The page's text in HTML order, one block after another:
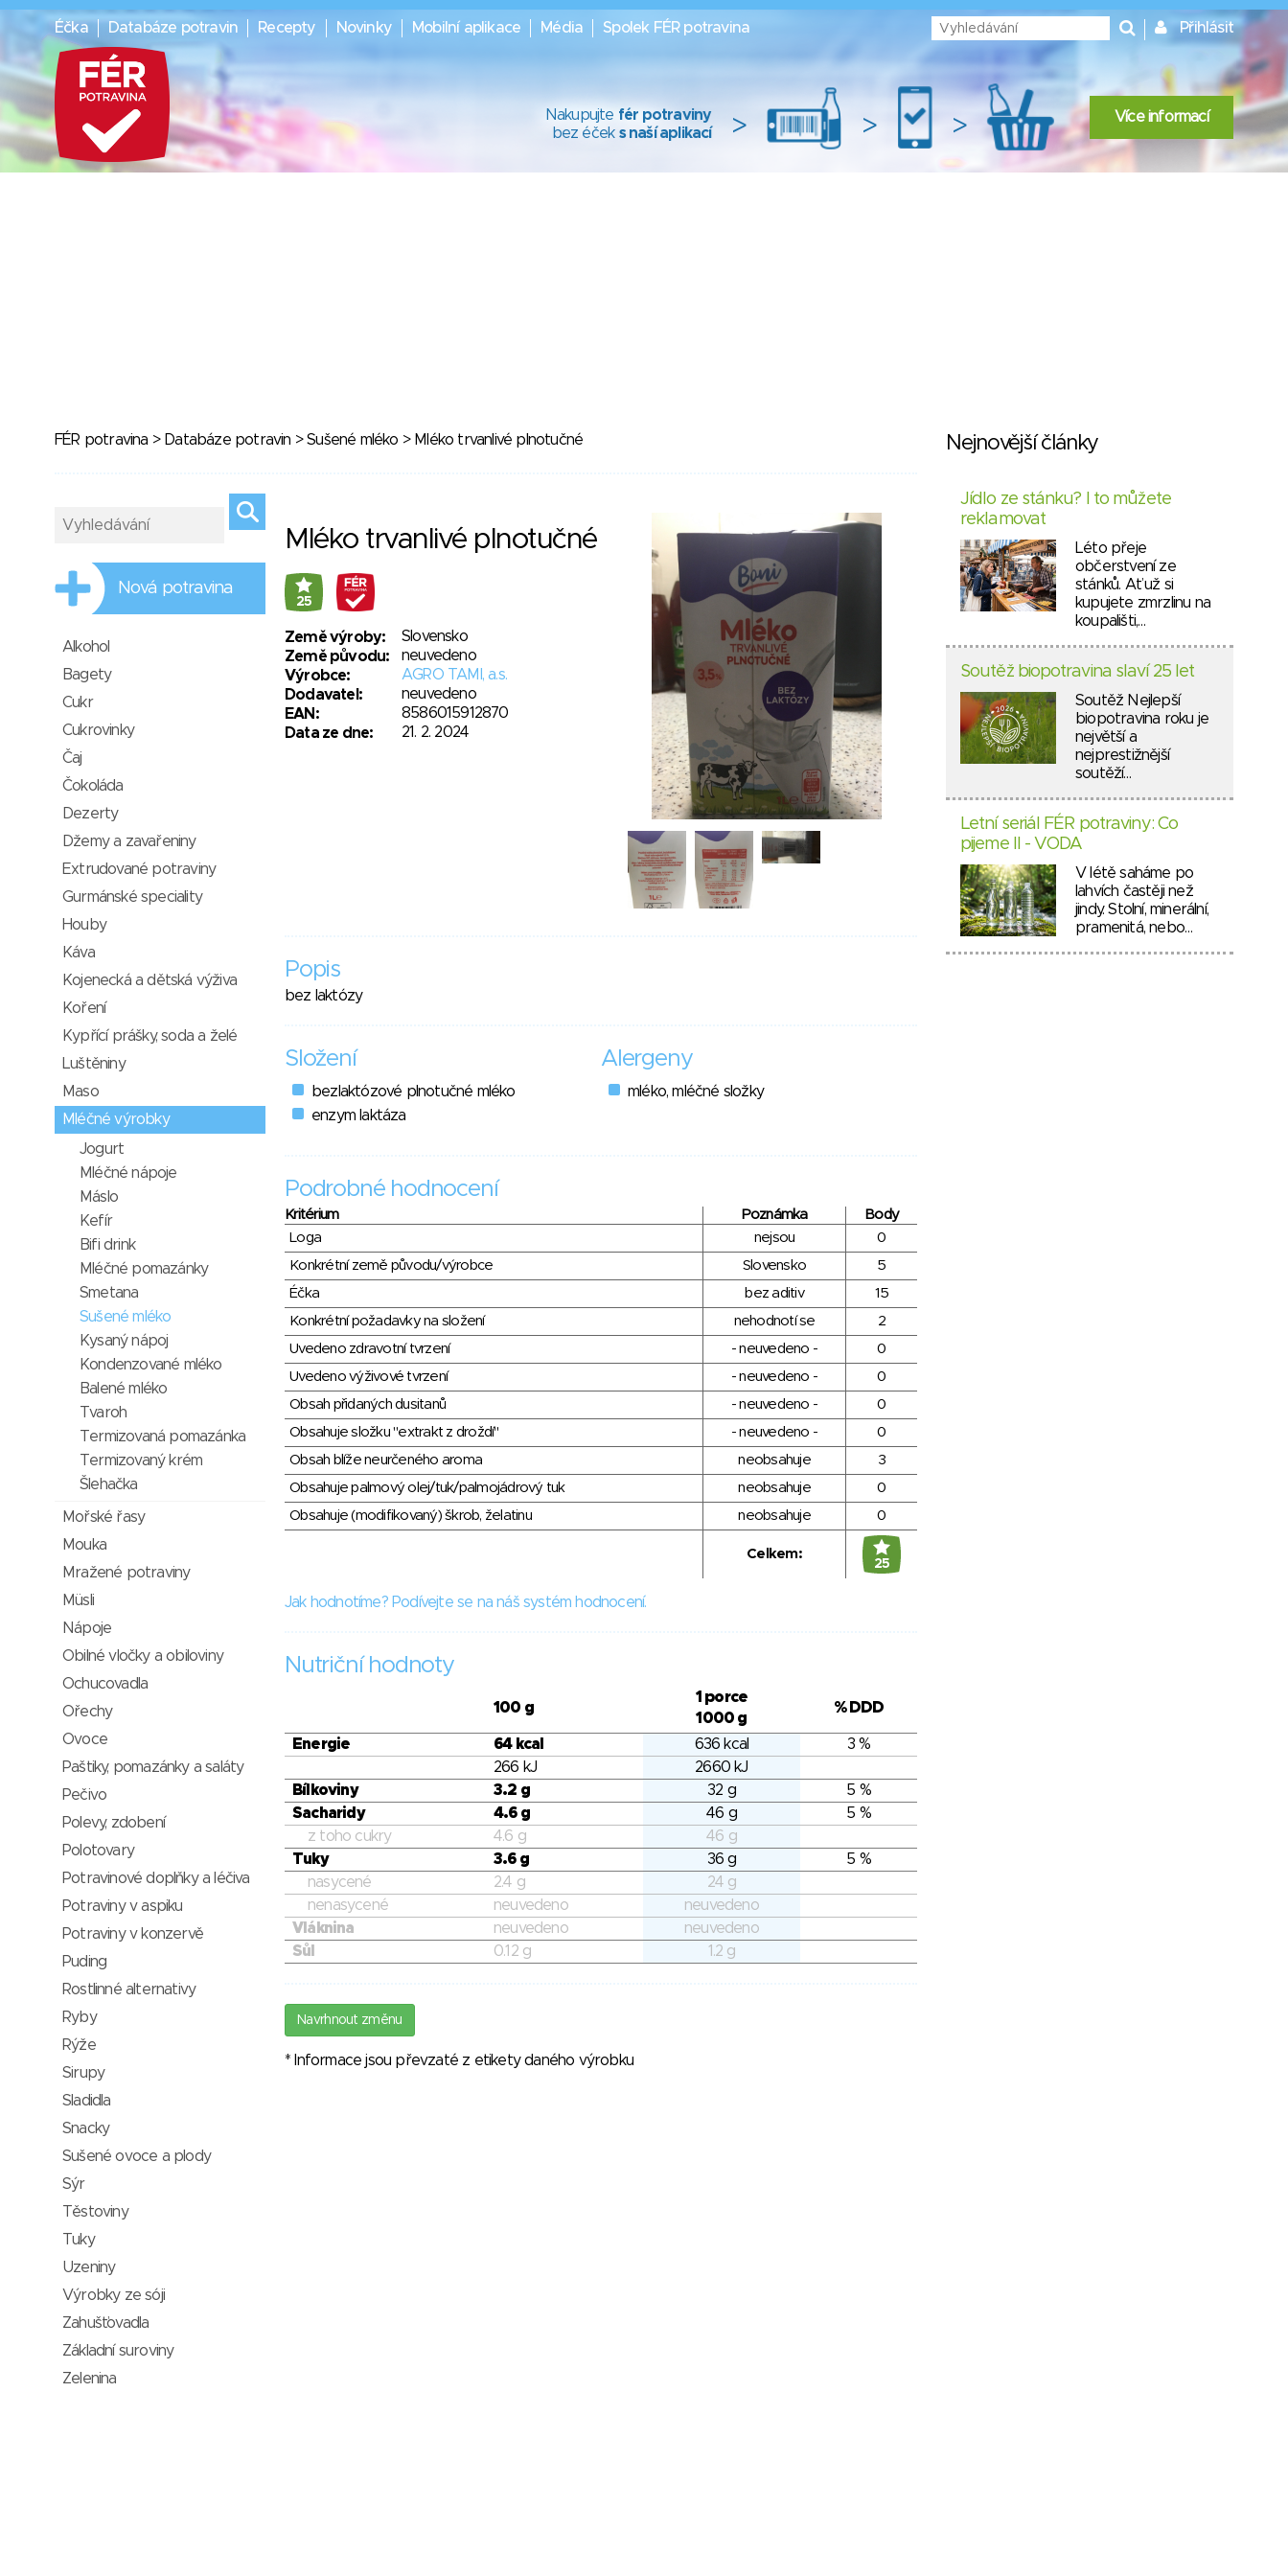
Éčka Databáze potravin Recepty Novinky Mobilní aplikace Média Spolek FÉR potravina Přihlásit
Nakupujte fér potraviny
bez éček s naší aplikací > > > Více informací
FÉR potravina > Databáze potravin >Sušené mléko > Mléko trvanlivé plnotučné
Mléko trvanlivé plnotučné
25
Země výroby:
Slovensko
Země původu:
neuvedeno
Výrobce:
AGRO TAMI, a.s.
Dodavatel:
neuvedeno
EAN:
8586015912870
Data ze dne:
21. 2. 2024
Popis
bez laktózy
Složení
bezlaktózové plnotučné mléko
enzym laktáza
Alergeny
mléko, mléčné složky
Podrobné hodnocení
Kritérium Poznámka
Body
Loga
nejsou
0
Konkrétní země původu/výrobce
Slovensko
5
Éčka
bez aditiv
15
Konkrétní požadavky na složení
nehodnotí se
2
Uvedeno zdravotní tvrzení
- neuvedeno -
0
Uvedeno výživové tvrzení
- neuvedeno -
0
Obsah přidaných dusitanů
- neuvedeno -
0
Obsahuje složku "extrakt z droždí"
- neuvedeno -
0
Obsah blíže neurčeného aroma
neobsahuje
3
Obsahuje palmový olej/tuk/palmojádrový tuk
neobsahuje
0
Obsahuje (modifikovaný) škrob, želatinu
neobsahuje 0
Celkem:
25
Jak hodnotíme? Podívejte se na náš systém hodnocení.
Nutriční hodnoty
100 g
1 porce
1000 g
% DDD
Energie 64 kcal 636 kcal
3 %
266 kJ
2660 kJ
Bílkoviny
3.2 g 32 g
5 %
Sacharidy
4.6 g 46 g
5 %
z toho cukry
4.6 g
46 g
Tuky
3.6 g 36 g
5 %
nasycené
2.4 g
24 g
nenasycené
neuvedeno
neuvedeno
Vláknina
neuvedeno
neuvedeno
Sůl
0.12 g 1.2 g
Navrhnout změnu
* Informace jsou převzaté z etikety daného výrobku
Nová potravina
Alkohol
Bagety
Cukr
Cukrovinky
Čaj
Čokoláda
Dezerty
Džemy a zavařeniny
Extrudované potraviny
Gurmánské speciality
Houby
Káva
Kojenecká a dětská výživa
Koření
Kypřící prášky, soda a želé
Luštěniny
Maso
Mléčné výrobky
Jogurt
Mléčné nápoje
Máslo
Kefír
Bifi drink
Mléčné pomazánky
Smetana
Sušené mléko
Kysaný nápoj
Kondenzované mléko
Balené mléko
Tvaroh
Termizovaná pomazánka
Termizovaný krém
Šlehačka
Mořské řasy
Mouka
Mražené potraviny
Müsli
Nápoje
Obilné vločky a obiloviny
Ochucovadla
Ořechy
Ovoce
Paštiky, pomazánky a saláty
Pečivo
Polevy, zdobení
Polotovary
Potravinové doplňky a léčiva
Potraviny v aspiku
Potraviny v konzervě
Puding
Rostlinné alternativy
Ryby
Rýže
Sirupy
Sladidla
Snacky
Sušené ovoce a plody
Sýr
Těstoviny
Tuky
Uzeniny
Výrobky ze sóji
Zahušťovadla
Základní suroviny
Zelenina
Nejnovější články
Jídlo ze stánku? I to můžete
reklamovat
Léto přeje
občerstvení ze
stánků. Ať už si
kupujete zmrzlinu na
koupališti,…
Soutěž biopotravina slaví 25 let
Soutěž Nejlepší
biopotravina roku je
největší a
nejprestižnější
soutěží…
Letní seriál FÉR potraviny: Co
pijeme II - VODA
V létě saháme po
lahvích častěji než
jindy. Stolní, minerální,
pramenitá, nebo…